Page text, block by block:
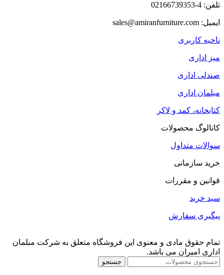
تلفن: 4-02166739353
ایمیل: sales@amiranfurniture.com
ناحیه کاربری
میز اداری
صندلی اداری
مبلمان اداری
کتابخانه، کمد و لاکر
کاتالوگ محصولات
سوالات متداول
خرید سازمانی
قوانین و مقررات
سبد خرید
پیگیری سفارش
تمام حقوق مادی و معنوی این فروشگاه متعلق به شرکت مبلمان
اداری امیران می باشد.
جستجو